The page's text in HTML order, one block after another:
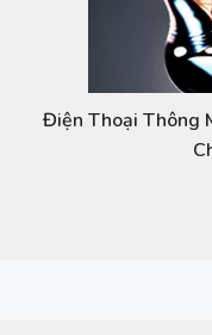
Điện Thoại Thông